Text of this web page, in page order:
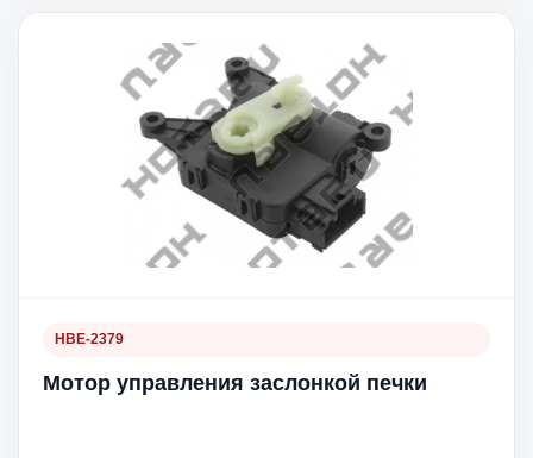
HBE-2379
Мотор управления заслонкой печки